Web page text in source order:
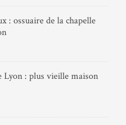
: ossuaire de la chapelle
Lyon : plus vieille maison